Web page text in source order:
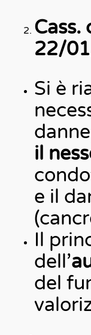
Cass.
22/
Si è
il
e il
Il
dell’
del